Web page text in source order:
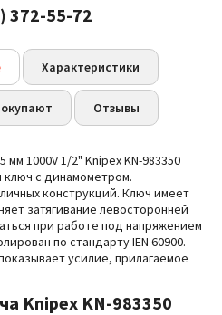
372-55-72
Характеристики
Отзывы
1000V 1/2" Knipex KN-983350
ключ с динамометром.
конструкций. Ключ имеет
затягивание левосторонней
при работе под напряжением
по стандарту IEN 60900.
усилие, прилагаемое
Knipex KN-983350